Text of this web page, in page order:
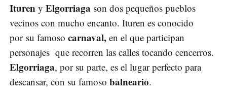
Ituren y Elgorriaga son dos pequeños pueblos
vecinos con mucho encanto. Ituren es conocido
por su famoso carnaval, en el que participan
personajes que recorren las calles tocando cencerros.
Elgorriaga, por su parte, es el lugar perfecto para
descansar, con su famoso balneario.